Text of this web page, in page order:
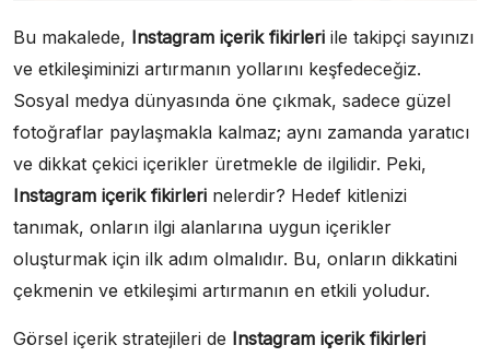
Bu makalede, Instagram içerik fikirleri ile takipçi sayınızı
ve etkileşiminizi artırmanın yollarını keşfedeceğiz.
Sosyal medya dünyasında öne çıkmak, sadece güzel
fotoğraflar paylaşmakla kalmaz; aynı zamanda yaratıcı
ve dikkat çekici içerikler üretmekle de ilgilidir. Peki,
Instagram içerik fikirleri nelerdir? Hedef kitlenizi
tanımak, onların ilgi alanlarına uygun içerikler
oluşturmak için ilk adım olmalıdır. Bu, onların dikkatini
çekmenin ve etkileşimi artırmanın en etkili yoludur.
Görsel içerik stratejileri de Instagram içerik fikirleri